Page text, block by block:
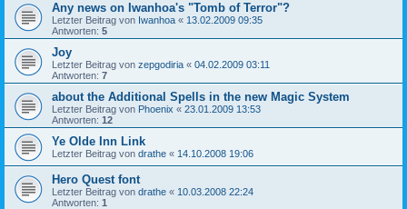
Any news on Iwanhoa's "Tomb of Terror"?
Letzter Beitrag von Iwanhoa « 13.02.2009 09:35
Antworten: 5
Joy
Letzter Beitrag von zepgodiria « 04.02.2009 03:11
Antworten: 7
about the Additional Spells in the new Magic System
Letzter Beitrag von Phoenix « 23.01.2009 13:53
Antworten: 12
Ye Olde Inn Link
Letzter Beitrag von drathe « 14.10.2008 19:06
Hero Quest font
Letzter Beitrag von drathe « 10.03.2008 22:24
Antworten: 1